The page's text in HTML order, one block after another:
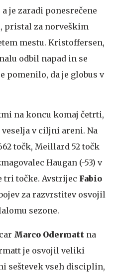
je zaradi ponesrečene
pristal za norveškim
mestu. Kristoffersen,
odbil napad in se
pomenilo, da je globus v
na koncu komaj četrti,
v ciljni areni. Na
točk, Meillard 52 točk
Haugan (-53) v
tri točke. Avstrijec Fabio
za razvrstitev osvojil
sezone.
Marco Odermatt na
je osvojil veliki
seštevek vseh disciplin,